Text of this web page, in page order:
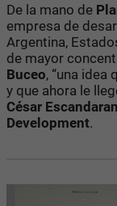
De la mano de
empresa de
Argentina,
de mayor
Buceo, “una idea
y que ahora le
César
Development.